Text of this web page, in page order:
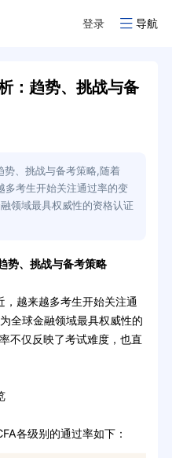
登录 导航
：趋势、挑战与备
、挑战与备考策略,随着
考生开始关注通过率的变
领域最具权威性的资格认证
势、挑战与备考策略
，越来越多考生开始关注通
全球金融领域最具权威性的
不仅反映了考试难度，也直
各级别的通过率如下：